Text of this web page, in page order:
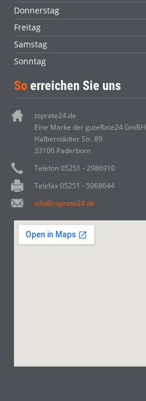
Donnerstag
Freitag
Samstag
Sonntag
So erreichen Sie uns
toprate24.de
Eine Marke der guteRate24 GmBH
Halberstädter Str. 89
33106 Paderborn
Telefon 05251 - 2986910
Telefax 05251 - 5068644
info@toprate24.de